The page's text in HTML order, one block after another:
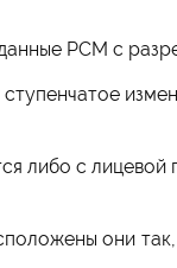
PCM с
либо с лицевой
они